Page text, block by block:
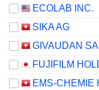
ECOLAB INC.
SIKA AG
GIVAUDAN SA